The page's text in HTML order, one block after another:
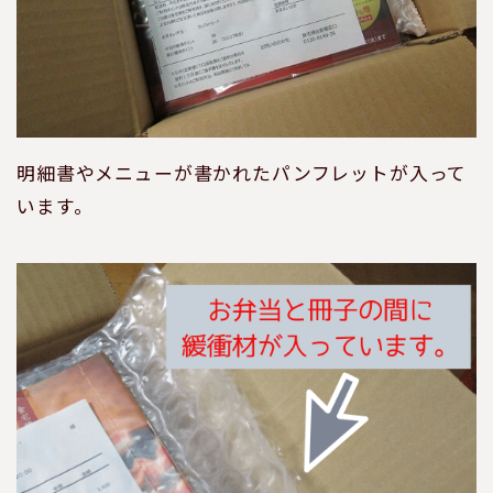
明細書やメニューが書かれたパンフレットが入って
います。